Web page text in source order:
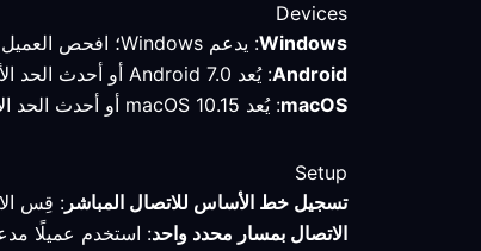
Devices
Windows: يدعم Windows؛ افحص العميل المتوافق مع Clash وقارن المسار المحدد باتصال مباشر.
Android: يُعد Android 7.0 أو أحدث الحد الأدنى المتحقق منه؛ تحقّق من الوضع والمسار النشطين بعد الاتصال في تايلاند.
macOS: يُعد macOS 10.15 أو أحدث الحد الأدنى المتحقق منه؛ احتفظ بالملف التعريفي وقِس المسار قبل تغيير الإعدادات.
Setup
تسجيل خط الأساس للاتصال المباشر : قِس
الاتصال بمسار محدد واحد: استخدم عميلًا